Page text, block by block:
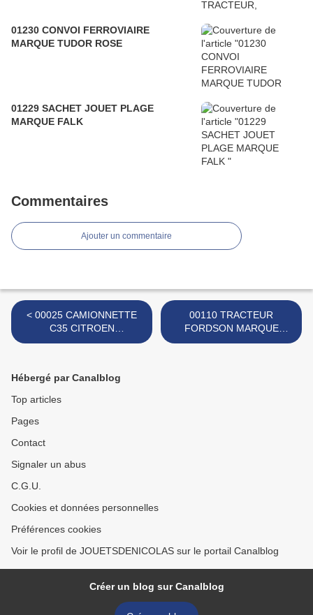
01230 CONVOI FERROVIAIRE
MARQUE TUDOR ROSE
01229 SACHET JOUET PLAGE
MARQUE FALK
Commentaires
Ajouter un commentaire
< 00025 CAMIONNETTE
C35 CITROEN
TELEVISION TF1 MARQUE
00110 TRACTEUR
FORDSON MARQUE
TUDOR ROSE >
Hébergé par Canalblog
Top articles
Pages
Contact
Signaler un abus
C.G.U.
Cookies et données personnelles
Préférences cookies
Voir le profil de JOUETSDENICOLAS sur le portail Canalblog
Créer un blog sur Canalblog